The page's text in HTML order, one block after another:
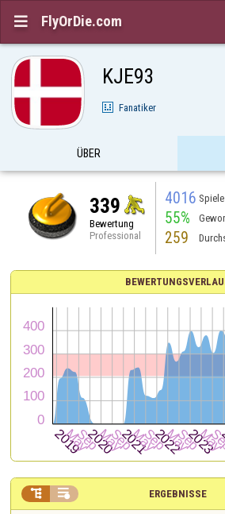
 FlyOrDie.com
KJE93
Fanatiker
ÜBER
339
Bewertung
Professional
4016 Spiele
55%
259
ERGEBNISSE
 